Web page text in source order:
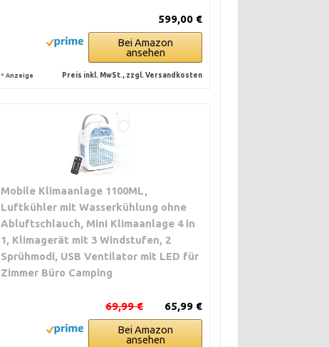
599,00 €
Bei Amazon
ansehen
* Anzeige Preis inkl. MwSt., zzgl. Versandkosten
Mobile Klimaanlage 1100ML,
Luftkühler mit Wasserkühlung ohne
Abluftschlauch, Mini Klimaanlage 4 in
1, Klimagerät mit 3 Windstufen, 2
Sprühmodi, USB Ventilator mit LED für
Zimmer Büro Camping
65,99 €
69,99 €
Bei Amazon
ansehen